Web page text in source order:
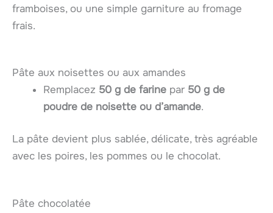
framboises, ou une simple garniture au fromage
frais.
Pâte aux noisettes ou aux amandes
Remplacez 50 g de farine par 50 g de
poudre de noisette ou d’amande.
La pâte devient plus sablée, délicate, très agréable
avec les poires, les pommes ou le chocolat.
Pâte chocolatée